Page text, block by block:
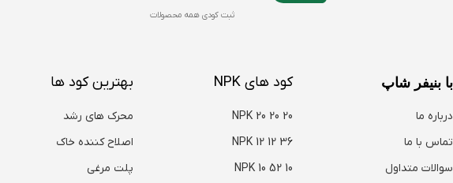
ثبت کودی همه محصولات
با بنیفر شاپ
درباره ما
تماس با ما
سوالات متداول
کود های NPK
NPK 20 20 20
NPK 12 12 36
NPK 10 52 10
بهترین کود ها
محرک های رشد
اصلاح کننده خاک
پلت مرغی